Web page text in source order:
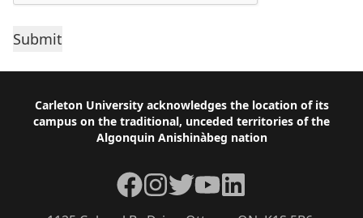
Footer
Carleton University acknowledges the location of its
campus on the traditional, unceded territories of the
Algonquin Anishinàbeg nation
Facebook
Instagram
TwitterYouTubeLinkedIn